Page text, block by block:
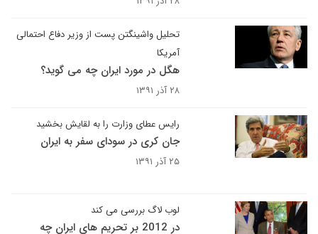
تحلیل واشینگتن پست از وزیر دفاع احتمالی
آمریکا
هگل در مورد ایران چه می گوید؟
۲۸ آذر ۱۳۹۱
رایس عطای وزارت را به لقایش بخشید
جان کری در سودای سفر به ایران
۲۵ آذر ۱۳۹۱
لوب لاگ بررسی می کند
در 2012 بر تحریم های ایران چه